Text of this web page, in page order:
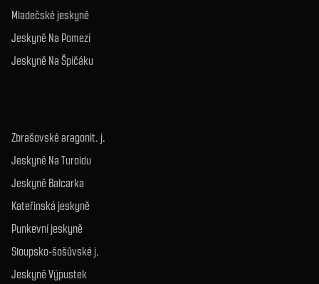
Mladečské jeskyně
Jeskyně Na Pomezí
Jeskyně Na Špičáku
Zbrašovské aragonit. j.
Jeskyně Na Turoldu
Jeskyně Balcarka
Kateřinská jeskyně
Punkevní jeskyně
Sloupsko-šošůvské j.
Jeskyně Výpustek